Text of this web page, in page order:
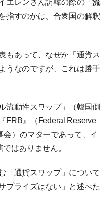
エレンさん訪韓の際の「 流
指すのかは、合衆国の解釈
もあって、なぜか「通貨ス
うなのですが、これは勝手
流動性スワップ」（韓国側
FRB』（Federal Reserve
会）のマターであって、イ
はありません。
「通貨スワップ」について
プライズはない」と述べた